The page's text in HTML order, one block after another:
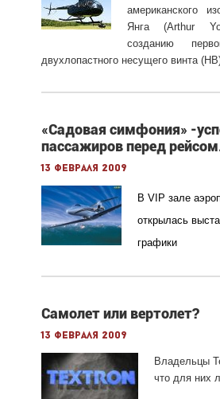
американского
Янга (Arthur
созданию
двухлопастного несущего винта
«Садовая симфония» -
пассажиров перед
13 февраля 2009
В VIP зале
открылась
графики
Cамолет или вертолет?
13 февраля 2009
Владельцы
что для них